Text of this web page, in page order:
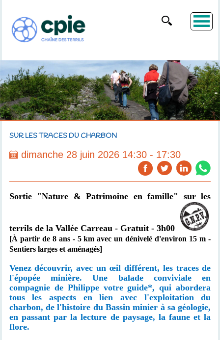
SUR LES TRACES DU CHARBON
dimanche 28 juin 2026 14:30 - 17:30
Sortie "Nature & Patrimoine en famille" sur les
terrils de la Vallée Carreau - Gratuit - 3h00
[À partir de 8 ans - 5 km avec un dénivelé d'environ 15 m -
Sentiers larges et aménagés]
Venez découvrir, avec un œil différent, les traces de
l'épopée minière. Une balade conviviale en
compagnie de Philippe votre guide*, qui abordera
tous les aspects en lien avec l'exploitation du
charbon, de l'histoire du Bassin minier à sa géologie,
en passant par la lecture de paysage, la faune et la
flore.